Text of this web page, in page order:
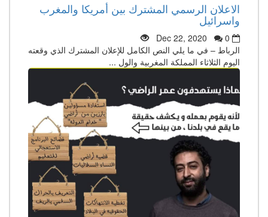
الاعلان الرسمي المشترك بين أمريكا والمغرب
واسرائيل
Dec 22, 2020
0
الرباط – في ما يلي النص الكامل للإعلان المشترك الذي وقعته
اليوم الثلاثاء المملكة المغربية والول ...